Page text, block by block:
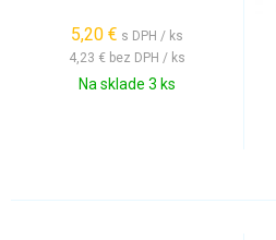
5,20 € s DPH / ks
4,23 € bez DPH / ks
Na sklade 3 ks